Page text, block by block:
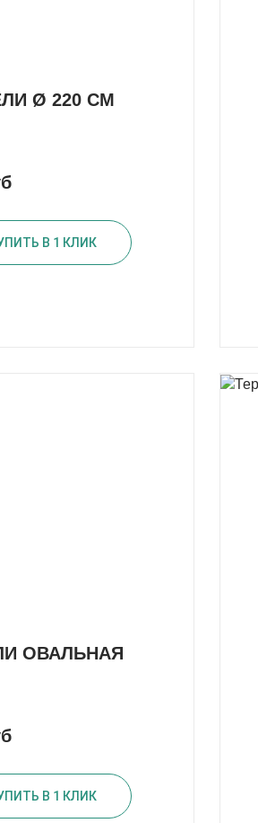
Ø 220 СМ
В 1 КЛИК
ОВАЛЬНАЯ
В 1 КЛИК